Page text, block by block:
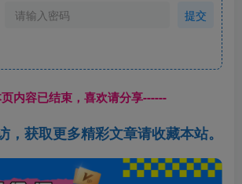
提交
内容已结束，喜欢请分享------
，获取更多精彩文章请收藏本站。